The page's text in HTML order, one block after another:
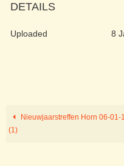
DETAILS
Uploaded 8
Nieuwjaarstreffen Horn 06-01-
(1)